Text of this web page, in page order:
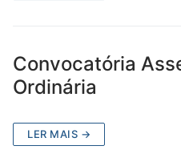
Convocatória
Ordinária
LER MAIS →